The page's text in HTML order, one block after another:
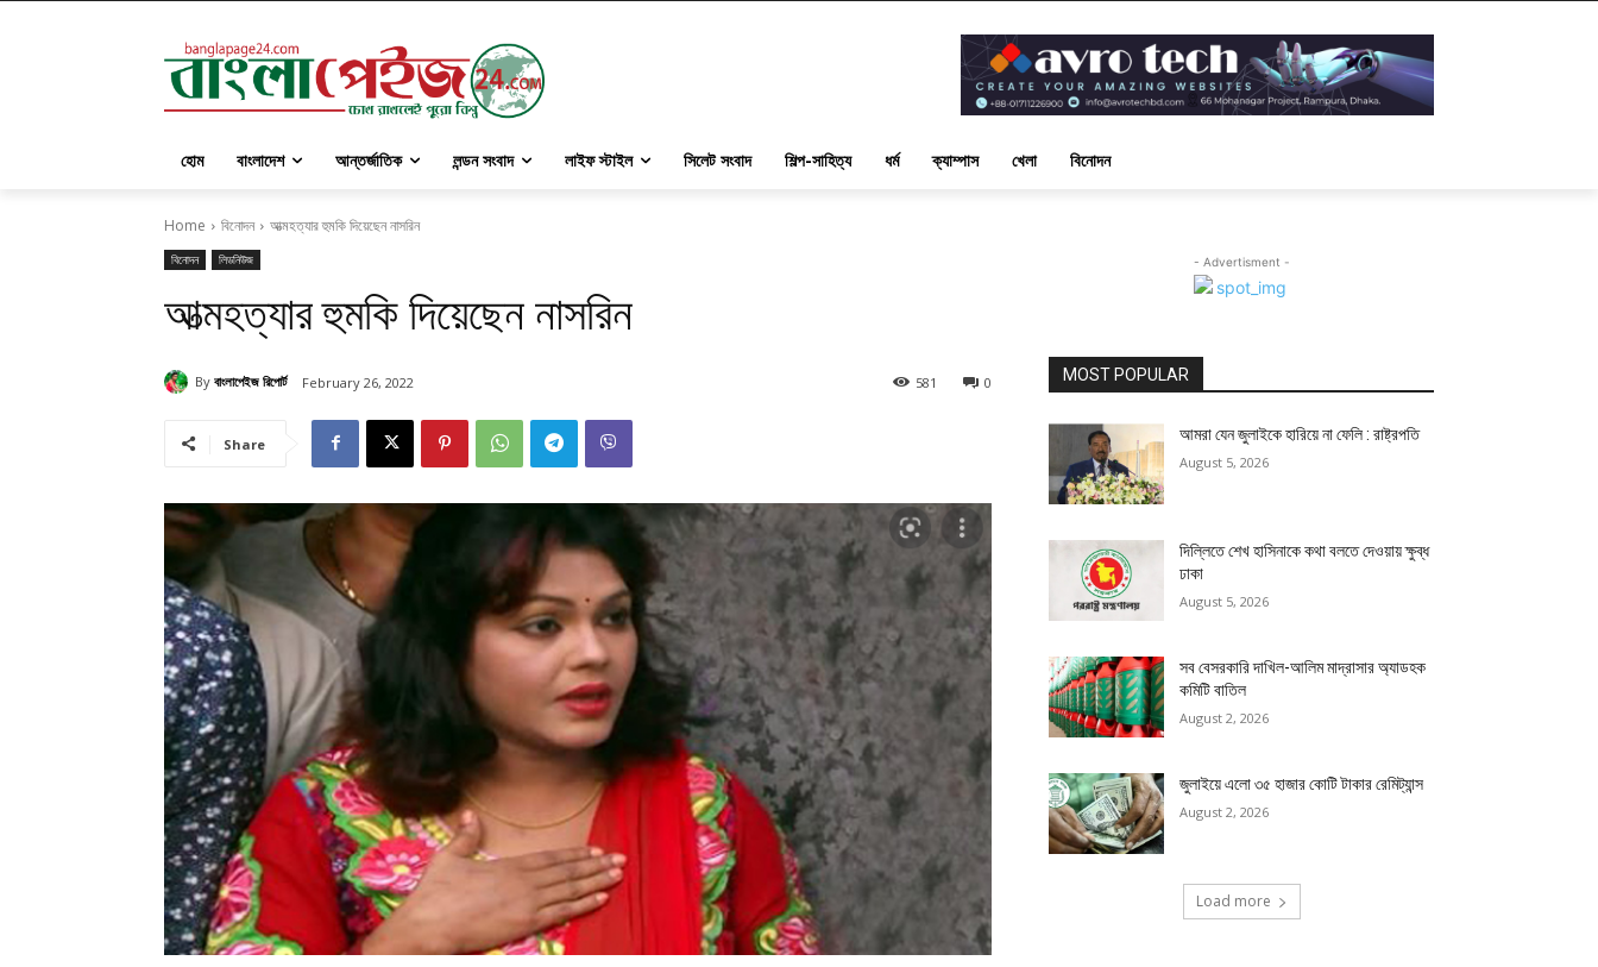
হোম বাংলাদেশ আন্তর্জাতিক লন্ডন সংবাদ লাইফ স্টাইল সিলেট সংবাদ শিল্প-সাহিত্য ধর্ম ক্যাম্পাস খেলা বিনোদন
Home বিনোদন আত্মহত্যার হুমকি দিয়েছেন নাসরিন
বিনোদন লিডনিউজ
আত্মহত্যার হুমকি দিয়েছেন নাসরিন
By বাংলাপেইজ রিপোর্ট February 26, 2022 0
581
Share
- Advertisment -
MOST POPULAR
আমরা যেন জুলাইকে হারিয়ে না ফেলি : রাষ্ট্রপতি
August 5, 2026
দিল্লিতে শেখ হাসিনাকে কথা বলতে দেওয়ায় ক্ষুব্ধ
ঢাকা
August 5, 2026
সব বেসরকারি দাখিল-আলিম মাদ্রাসার অ্যাডহক
কমিটি বাতিল
August 2, 2026
জুলাইয়ে এলো ৩৫ হাজার কোটি টাকার রেমিট্যান্স
August 2, 2026
Load more